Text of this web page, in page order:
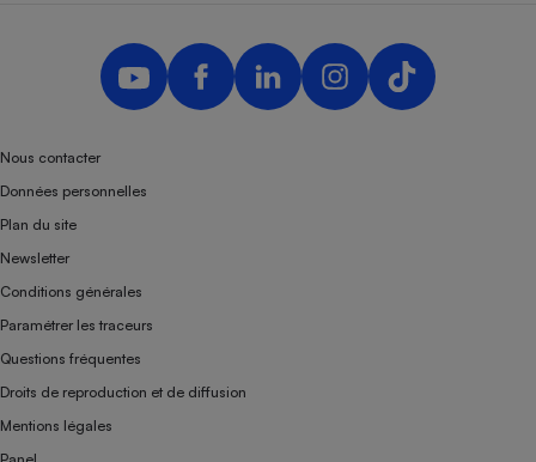
Nous contacter
Données personnelles
Plan du site
Newsletter
Conditions générales
Paramétrer les traceurs
Questions fréquentes
Droits de reproduction et de diffusion
Mentions légales